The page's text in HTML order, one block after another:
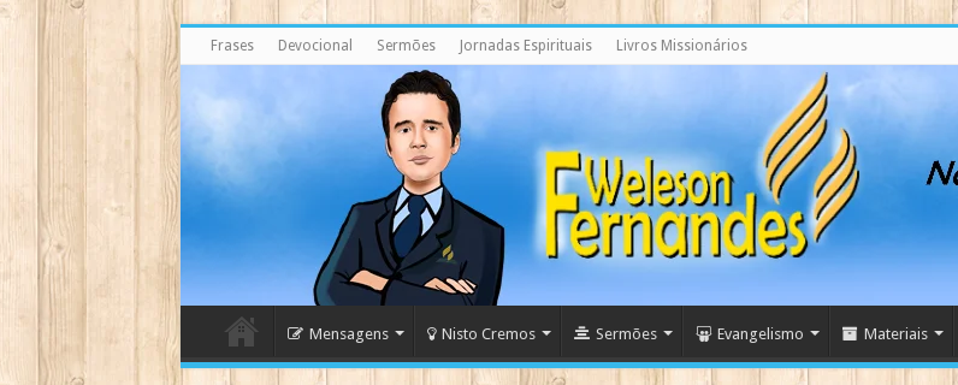
Frases Devocional Sermões Jornadas Espirituais Livros Missionários
Mensagens Nisto Cremos Sermões Evangelismo Materiais